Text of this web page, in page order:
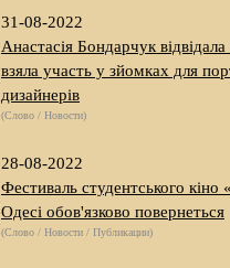
31-08-2022
Анастасія Бондарчук
взяла участь у зйомках для
дизайнерів
(Слово / Новости)
28-08-2022
Фестиваль студентського
Одесі обов'язково повернеться
(Слово / Новости / Публикации)